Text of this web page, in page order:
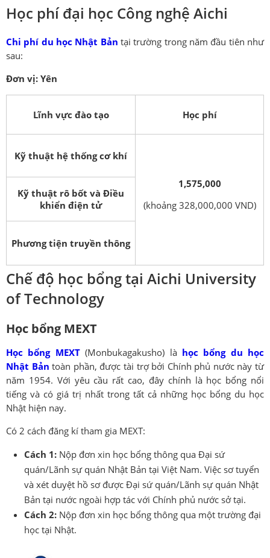
Học phí đại học Công nghệ Aichi
Chi phí du học Nhật Bản tại trường trong năm đầu tiên như
sau:
Đơn vị: Yên
Lĩnh vực đào tạo Học phí
Kỹ thuật hệ thống cơ khí
1,575,000
(khoảng 328,000,000 VND)
Kỹ thuật rô bốt và Điều
khiển điện tử
Phương tiện truyền thông
Chế độ học bổng tại Aichi University
of Technology
Học bổng MEXT
Học bổng MEXT(Monbukagakusho) là học bổng du học
Nhật Bản toàn phần, được tài trợ bởi Chính phủ nước này từ
năm 1954. Với yêu cầu rất cao, đây chính là học bổng nổi
tiếng và có giá trị nhất trong tất cả những học bổng du học
Nhật hiện nay.
Có 2 cách đăng kí tham gia MEXT:
Cách 1: Nộp đơn xin học bổng thông qua Đại sứ
quán/Lãnh sự quán Nhật Bản tại Việt Nam. Việc sơ tuyển
và xét duyệt hồ sơ được Đại sứ quán/Lãnh sự quán Nhật
Bản tại nước ngoài hợp tác với Chính phủ nước sở tại.
Cách 2: Nộp đơn xin học bổng thông qua một trường đại
học tại Nhật.